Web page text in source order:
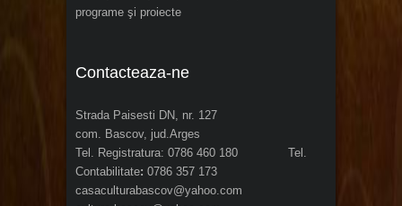
programe şi proiecte
Contacteaza-ne
Strada Paisesti DN, nr. 127
com. Bascov, jud.Arges
Tel. Registratura: 0786 460 180 Tel.
Contabilitate: 0786 357 173
casaculturabascov@yahoo.com